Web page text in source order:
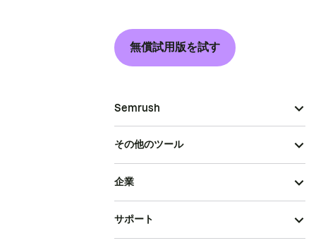
無償試用版を試す
Semrush
その他のツール
企業
サポート